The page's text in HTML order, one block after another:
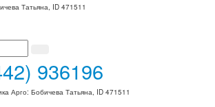
Татьяна, ID 471511
936196
Арго: Бобичева Татьяна, ID 471511